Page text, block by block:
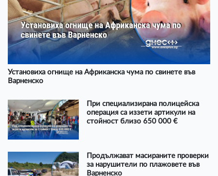
Установиха огнище на Африканска чума по свинете във
Варненско
При специализирана полицейска
операция са иззети артикули на
стойност близо 650 000 €
Продължават масираните проверки
за нарушители по плажовете във
Варненско